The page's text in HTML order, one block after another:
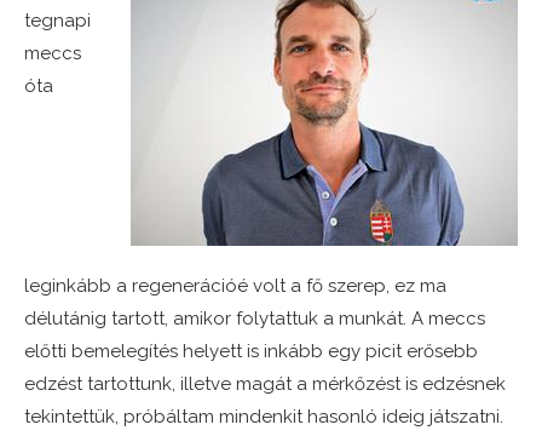
tegnapi
meccs
óta
leginkább a regenerációé volt a fő szerep, ez ma
délutánig tartott, amikor folytattuk a munkát. A meccs
előtti bemelegítés helyett is inkább egy picit erősebb
edzést tartottunk, illetve magát a mérkőzést is edzésnek
tekintettük, próbáltam mindenkit hasonló ideig játszatni.